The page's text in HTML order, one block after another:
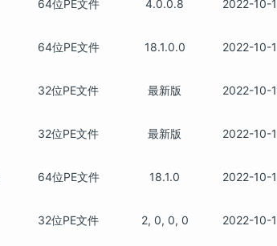
64位PE文件 4.0.0.8 2022-10-
64位PE文件 18.1.0.0 2022-10-
32位PE文件 最新版 2022-10-
32位PE文件 最新版 2022-10-
64位PE文件 18.1.0 2022-10-
32位PE文件 2, 0, 0, 0 2022-10-